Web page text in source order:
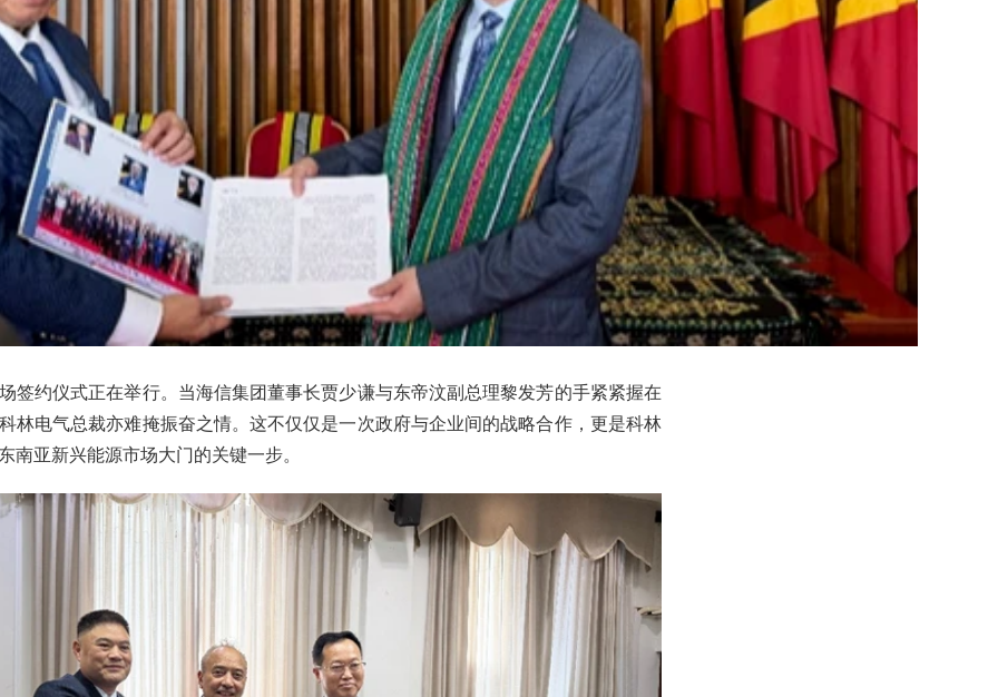
签约仪式正在举行。当海信集团董事长贾少谦与东帝汶副总理黎发芳的手紧紧握在
林电气总裁亦难掩振奋之情。这不仅仅是一次政府与企业间的战略合作，更是科林
南亚新兴能源市场大门的关键一步。